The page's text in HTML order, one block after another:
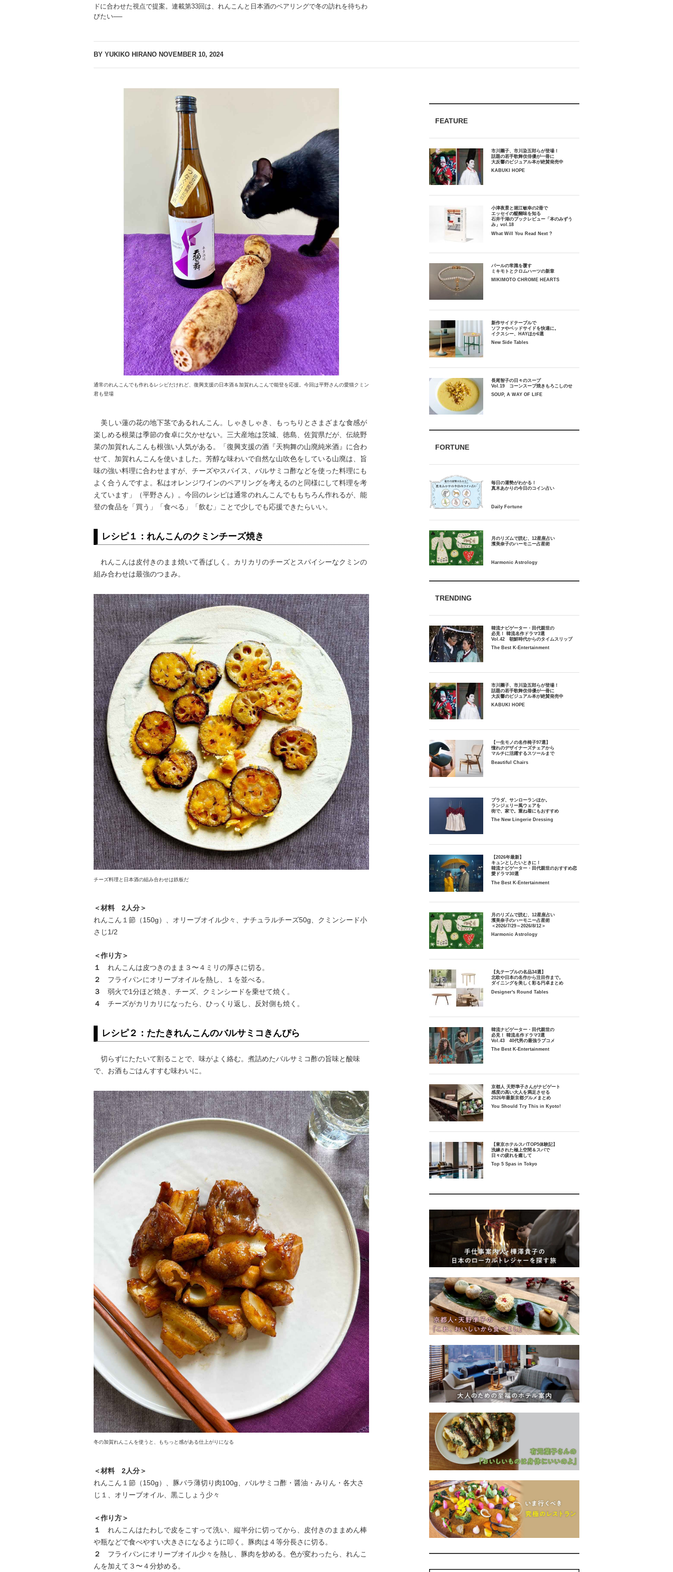
ドに合わせた視点で提案。連載第33回は、れんこんと日本酒のペアリングで冬の訪れを待ちわ
びたい──
BY YUKIKO HIRANO NOVEMBER 10, 2024
通常のれんこんでも作れるレシピだけれど、復興支援の日本酒＆加賀れんこんで能登を応援。今回は平野さんの愛猫クミン
君も登場
美しい蓮の花の地下茎であるれんこん。しゃきしゃき、もっちりとさまざまな食感が
楽しめる根菜は季節の食卓に欠かせない。三大産地は茨城、徳島、佐賀県だが、伝統野
菜の加賀れんこんも根強い人気がある。「復興支援の酒『天狗舞の山廃純米酒』に合わ
せて、加賀れんこんを使いました。芳醇な味わいで自然な山吹色をしている山廃は、旨
味の強い料理に合わせますが、チーズやスパイス、バルサミコ酢などを使った料理にも
よく合うんですよ。私はオレンジワインのペアリングを考えるのと同様にして料理を考
えています」（平野さん）。今回のレシピは通常のれんこんでももちろん作れるが、能
登の食品を「買う」「食べる」「飲む」ことで少しでも応援できたらいい。
レシピ１：れんこんのクミンチーズ焼き
れんこんは皮付きのまま焼いて香ばしく。カリカリのチーズとスパイシーなクミンの
組み合わせは最強のつまみ。
チーズ料理と日本酒の組み合わせは鉄板だ
＜材料 2人分＞
れんこん１節（150g）、オリーブオイル少々、ナチュラルチーズ50g、クミンシード小
さじ1/2
＜作り方＞
１
れんこんは皮つきのまま３〜４ミリの厚さに切る。
２
フライパンにオリーブオイルを熱し、１を並べる。
３
弱火で1分ほど焼き、チーズ、クミンシードを乗せて焼く。
４
チーズがカリカリになったら、ひっくり返し、反対側も焼く。
レシピ２：たたきれんこんのバルサミコきんぴら
切らずにたたいて割ることで、味がよく絡む。煮詰めたバルサミコ酢の旨味と酸味
で、お酒もごはんすすむ味わいに。
冬の加賀れんこんを使うと、もちっと感がある仕上がりになる
＜材料 2人分＞
れんこん１節（150g）、豚バラ薄切り肉100g、バルサミコ酢・醤油・みりん・各大さ
じ１、オリーブオイル、黒こしょう少々
＜作り方＞
１
れんこんはたわしで皮をこすって洗い、縦半分に切ってから、皮付きのままめん棒
や瓶などで食べやすい大きさになるように叩く。豚肉は４等分長さに切る。
２
フライパンにオリーブオイル少々を熱し、豚肉を炒める。色が変わったら、れんこ
んを加えて３〜４分炒める。
FEATURE
市川團子、市川染五郎らが登場！
話題の若手歌舞伎俳優が一冊に
大反響のビジュアル本が絶賛発売中
KABUKI HOPE
小津夜景と堀江敏幸の2冊で
エッセイの醍醐味を知る
石井千湖のブックレビュー「本のみずう
み」vol.18
What Will You Read Next ?
パールの常識を覆す
ミキモトとクロムハーツの新章
MIKIMOTO CHROME HEARTS
新作サイドテーブルで
ソファやベッドサイドを快適に。
イクスシー、HAYほか6選
New Side Tables
長尾智子の日々のスープ
Vol.19 コーンスープ焼きもろこしのせ
SOUP, A WAY OF LIFE
FORTUNE
毎日の運勢がわかる！
月のリズムで読む、12星座占い
TRENDING
韓流ナビゲーター・田代親世の
必見！ 韓流名作ドラマ3選
Vol.42 朝鮮時代からのタイムスリップ
The Best K-Entertainment
市川團子、市川染五郎らが登場！
話題の若手歌舞伎俳優が一冊に
大反響のビジュアル本が絶賛発売中
KABUKI HOPE
【一生モノの名作椅子97選】
憧れのデザイナーズチェアから
マルチに活躍するスツールまで
Beautiful Chairs
プラダ、サンローランほか。
ランジェリー風ウェアを
街で、家で。重ね着にもおすすめ
The New Lingerie Dressing
【2026年最新】
キュンとしたいときに！
韓流ナビゲーター・田代親世のおすすめ恋
愛ドラマ30選
The Best K-Entertainment
月のリズムで読む、12星座占い
濱美奈子のハーモニー占星術
＜2026/7/29～2026/8/12＞
Harmonic Astrology
【丸テーブルの名品34選】
北欧や日本の名作から注目作まで。
ダイニングを美しく彩る円卓まとめ
Designer's Round Tables
韓流ナビゲーター・田代親世の
必見！ 韓流名作ドラマ3選
Vol.43 40代男の最強ラブコメ
The Best K-Entertainment
京都人 天野準子さんがナビゲート
感度の高い大人を満足させる
2026年最新京都グルメまとめ
You Should Try This in Kyoto!
【東京ホテルスパTOP5体験記】
洗練された極上空間＆スパで
日々の疲れを癒して
Top 5 Spas in Tokyo